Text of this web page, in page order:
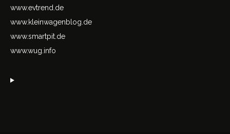
www.evtrend.de
www.kleinwagenblog.de
www.smartpit.de
www.wug.info